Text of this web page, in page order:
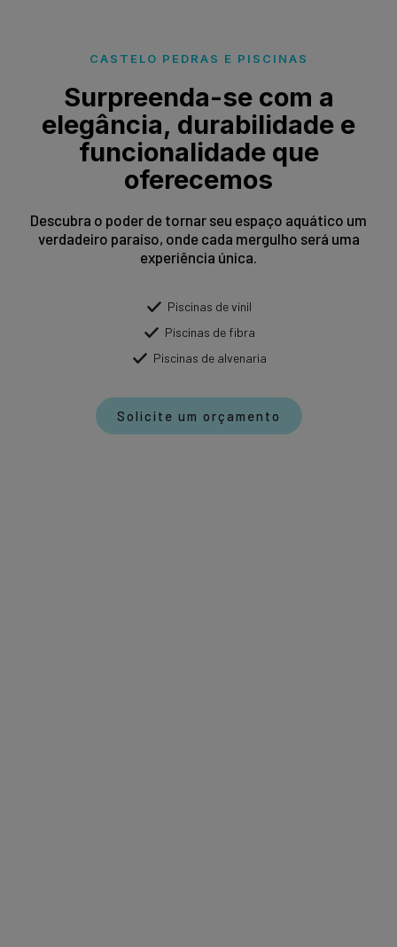
CASTELO PEDRAS E PISCINAS
Surpreenda-se com a
elegância, durabilidade e
funcionalidade que
oferecemos
Descubra o poder de tornar seu espaço aquático um
verdadeiro paraíso, onde cada mergulho será uma
experiência única.
Piscinas de vinil
Piscinas de fibra
Piscinas de alvenaria
Solicite um orçamento